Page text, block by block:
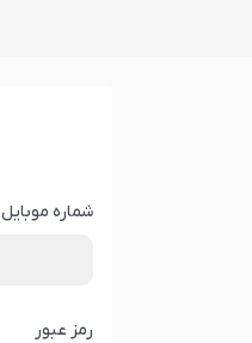
شماره موبایل
رمز عبور